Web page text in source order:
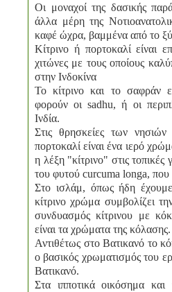
Οι μοναχοί της δασικής
άλλα μέρη της
καφέ ώχρα, βαμμένα από το
Κίτρινο ή πορτοκαλί είναι
χιτώνες με τους οποίους
στην Ινδοκίνα
Το κίτρινο και το σαφράν
φορούν οι sadhu, ή οι
Ινδία.
Στις θρησκείες των
πορτοκαλί είναι ένα ιερό
η λέξη "κίτρινο" στις
του φυτού curcuma longa,
Στο ισλάμ, όπως ήδη
κίτρινο χρώμα συμβολίζει
συνδυασμός κίτρινου με
είναι τα χρώματα της κόλασης.
Αντιθέτως στο Βατικανό το
ο βασικός χρωματισμός του
Βατικανό.
Στα ιπποτικά οικόσημα